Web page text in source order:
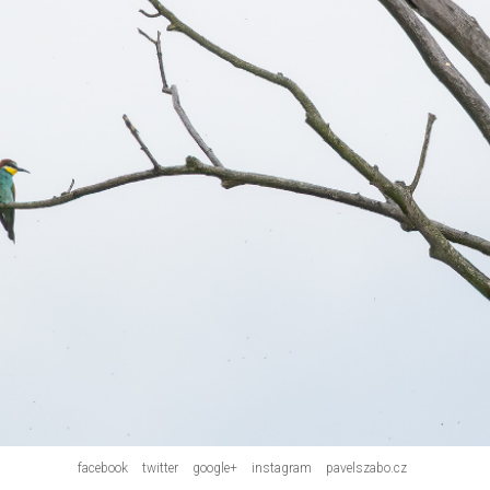
facebook twitter google+ instagram pavelszabo.cz